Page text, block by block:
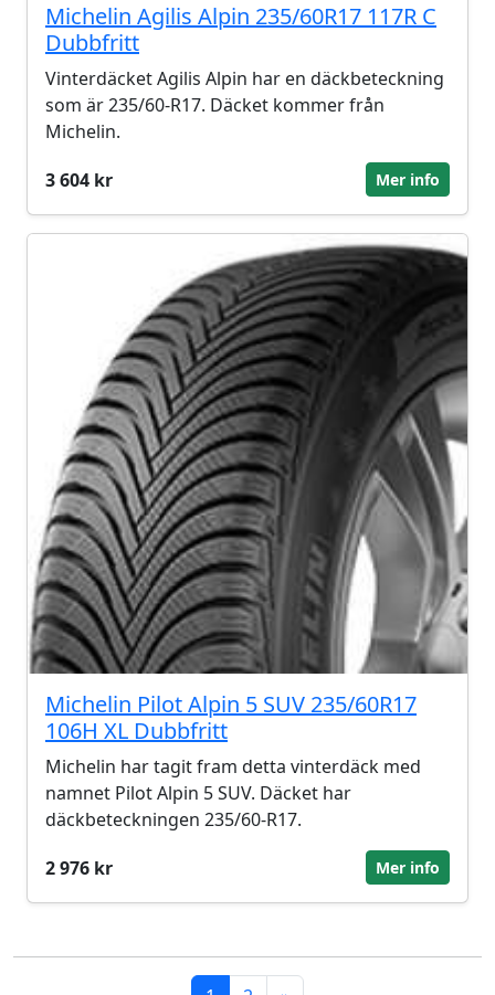
Michelin Agilis Alpin 235/60R17 117R C
Dubbfritt
Vinterdäcket Agilis Alpin har en däckbeteckning
som är 235/60-R17. Däcket kommer från
Michelin.
3 604 kr
Mer info
Michelin Pilot Alpin 5 SUV 235/60R17
106H XL Dubbfritt
Michelin har tagit fram detta vinterdäck med
namnet Pilot Alpin 5 SUV. Däcket har
däckbeteckningen 235/60-R17.
2 976 kr
Mer info